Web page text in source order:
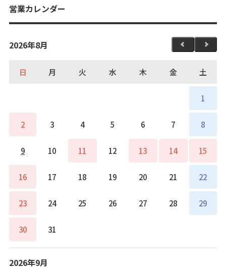
営業カレンダー
2026年8月
日 月 火 水 木 金 土
1
2 3 4 5 6 7 8
9 10 11 12 13 14 15
16 17 18 19 20 21 22
23 24 25 26 27 28 29
30 31
2026年9月